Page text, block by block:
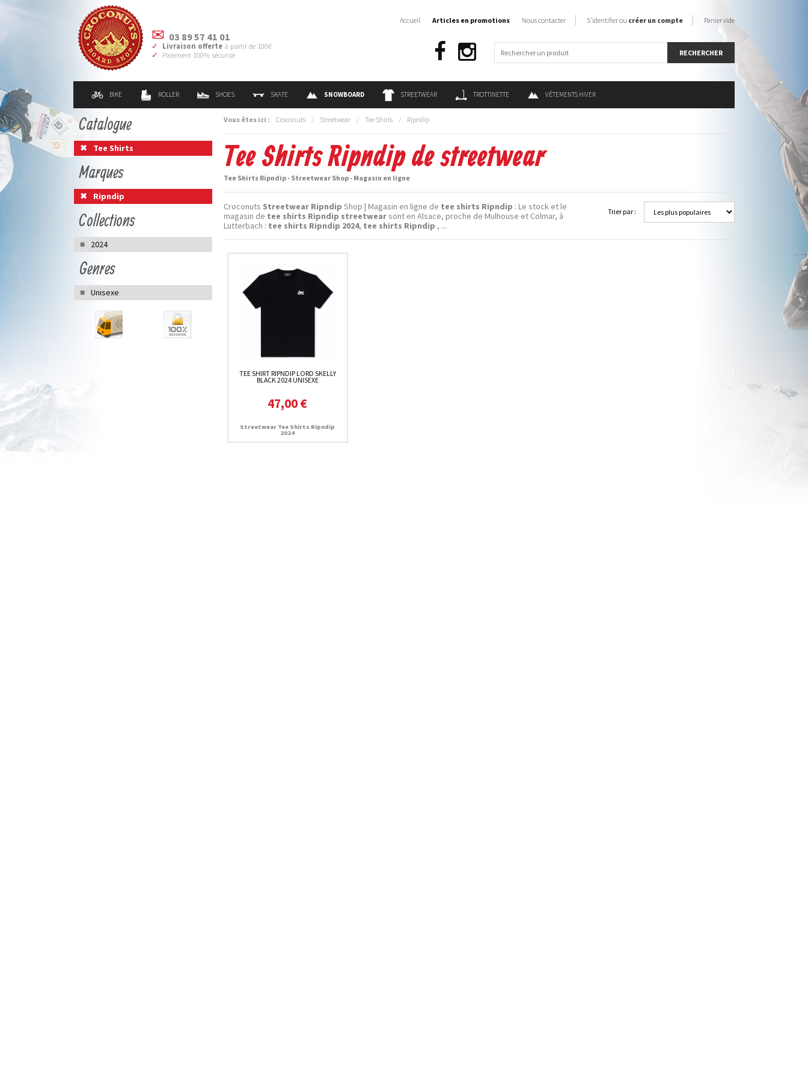
03 89 57 41 01
Livraison offerte à partir de 100€
Paiement 100% sécurisé
BIKE ROLLER SHOES SKATE SNOWBOARD STREETWEAR TROTTINETTE VÊTEMENTS HIVER
Accueil Articles en promotions Nous contacter S'identifier ou créer un compte Panier vide
Vous êtes ici : Croconuts / Streetwear / Tee Shirts / Ripndip
Tee Shirts Ripndip de streetwear
Tee Shirts Ripndip - Streetwear Shop - Magasin en ligne
Trier par :
Croconuts Streetwear Ripndip Shop | Magasin en ligne de tee shirts Ripndip : Le stock et le
magasin de tee shirts Ripndip streetwearsont en Alsace, proche de Mulhouse et Colmar, à
Lutterbach : tee shirts Ripndip 2024, tee shirts Ripndip , ...
TEE SHIRT RIPNDIP LORD SKELLY
BLACK 2024 UNISEXE
47,00 €
Streetwear Tee Shirts Ripndip
2024
Catalogue
Tee Shirts
Marques
Ripndip
Collections
2024
Genres
Unisexe